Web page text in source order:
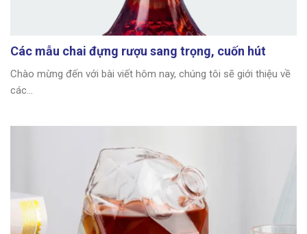
Các mẫu chai đựng rượu sang trọng, cuốn hút
Chào mừng đến với bài viết hôm nay, chúng tôi sẽ giới thiệu về
các...